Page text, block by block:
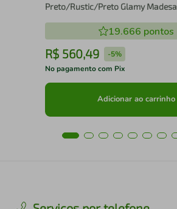
Preto/Rustic/Preto Glamy Madesa
19.666 pontos
R$ 560,49 -5%
No pagamento com Pix
Adicionar ao carrinho